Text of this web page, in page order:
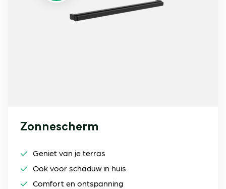
Zonnescherm
Geniet van je terras
Ook voor schaduw in huis
Comfort en ontspanning